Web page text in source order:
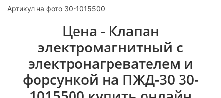
Артикул на фото 30-1015500
Цена - Клапан
электромагнитный с
электронагревателем и
форсункой на ПЖД-30 30-